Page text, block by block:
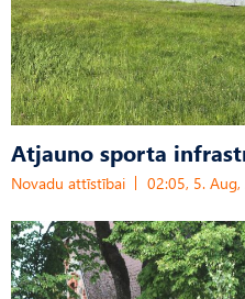
Atjauno sporta
Novadu attīstībai 02:05, 5.